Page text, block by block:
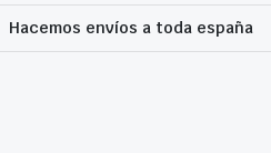
Hacemos envíos a toda españa